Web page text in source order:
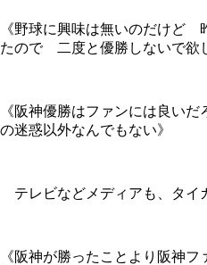
《野球に興味は無いのだけど
たので 二度と優勝しないで欲
《阪神優勝はファンには良い
の迷惑以外なんでもない》
テレビなどメディアも、タ
《阪神が勝ったことより阪神